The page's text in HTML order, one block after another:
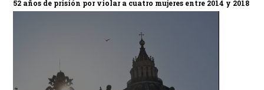
52 años de prisión por violar a cuatro mujeres entre 2014 y 2018